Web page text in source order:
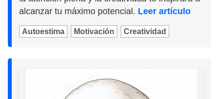
alcanzar tu máximo potencial. Leer artículo
Autoestima Motivación Creatividad